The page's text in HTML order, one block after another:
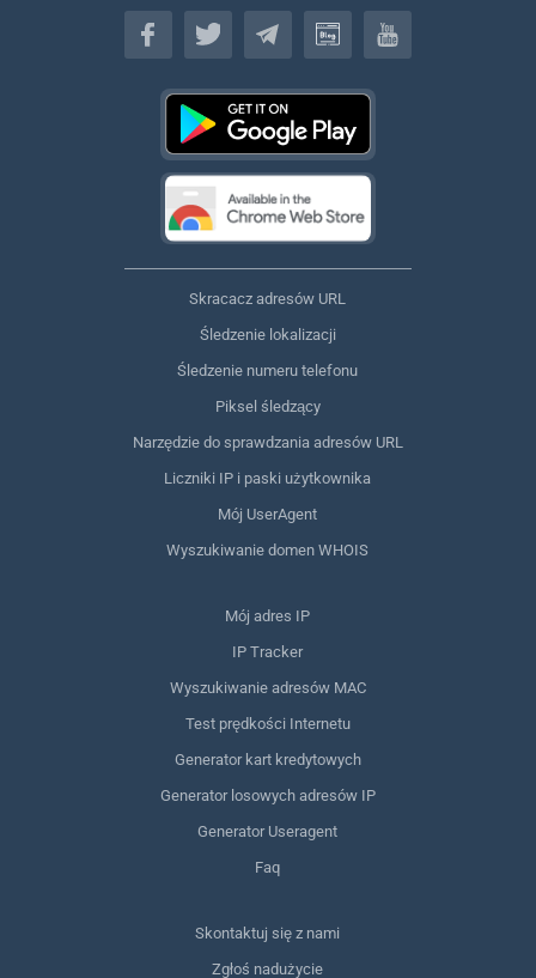
Polski
Skracacz adresów URL
Śledzenie lokalizacji
Śledzenie numeru telefonu
Piksel śledzący
Narzędzie do sprawdzania adresów URL
Liczniki IP i paski użytkownika
Mój UserAgent
Wyszukiwanie domen WHOIS
Mój adres IP
IP Tracker
Wyszukiwanie adresów MAC
Test prędkości Internetu
Generator kart kredytowych
Generator losowych adresów IP
Generator Useragent
Faq
Skontaktuj się z nami
Zgłoś nadużycie